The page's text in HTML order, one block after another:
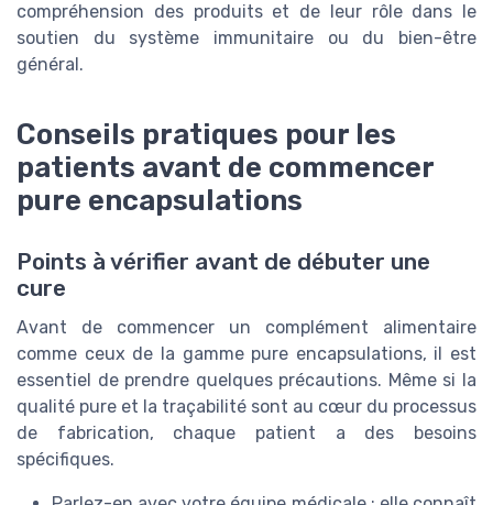
compréhension des produits et de leur rôle dans le
soutien du système immunitaire ou du bien-être
général.
Conseils pratiques pour les
patients avant de commencer
pure encapsulations
Points à vérifier avant de débuter une
cure
Avant de commencer un complément alimentaire
comme ceux de la gamme pure encapsulations, il est
essentiel de prendre quelques précautions. Même si la
qualité pure et la traçabilité sont au cœur du processus
de fabrication, chaque patient a des besoins
spécifiques.